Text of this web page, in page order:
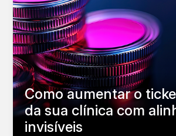
Como aumentar o
da sua clínica com
invisíveis